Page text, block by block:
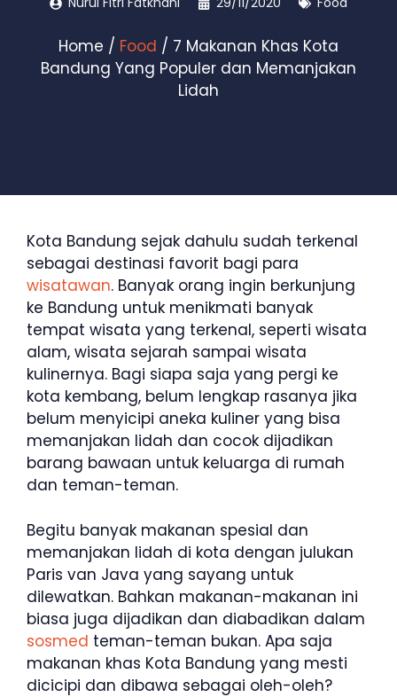
Home / Food / 7 Makanan Khas Kota
Bandung Yang Populer dan Memanjakan
Lidah
Kota Bandung sejak dahulu sudah terkenal
sebagai destinasi favorit bagi para
wisatawan. Banyak orang ingin berkunjung
ke Bandung untuk menikmati banyak
tempat wisata yang terkenal, seperti wisata
alam, wisata sejarah sampai wisata
kulinernya. Bagi siapa saja yang pergi ke
kota kembang, belum lengkap rasanya jika
belum menyicipi aneka kuliner yang bisa
memanjakan lidah dan cocok dijadikan
barang bawaan untuk keluarga di rumah
dan teman-teman.
Begitu banyak makanan spesial dan
memanjakan lidah di kota dengan julukan
Paris van Java yang sayang untuk
dilewatkan. Bahkan makanan-makanan ini
biasa juga dijadikan dan diabadikan dalam
sosmed teman-teman bukan. Apa saja
makanan khas Kota Bandung yang mesti
dicicipi dan dibawa sebagai oleh-oleh?